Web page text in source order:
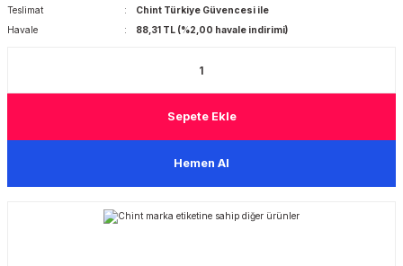
Teslimat
Chint Türkiye Güvencesi ile
Havale
88,31 TL (%2,00 havale indirimi)
Sepete Ekle
Hemen Al